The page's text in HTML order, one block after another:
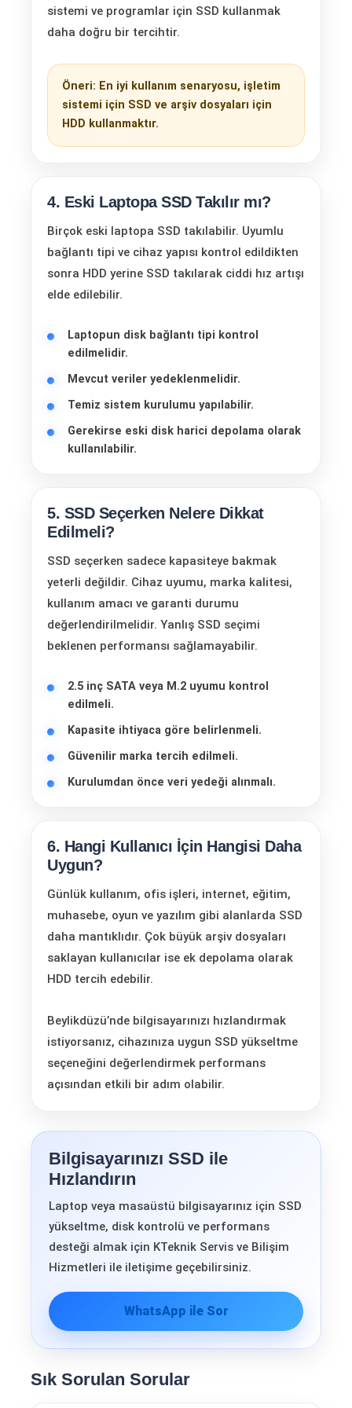
sistemi ve programlar için SSD kullanmak
daha doğru bir tercihtir.
Öneri: En iyi kullanım senaryosu, işletim
sistemi için SSD ve arşiv dosyaları için
HDD kullanmaktır.
4. Eski Laptopa SSD Takılır mı?
Birçok eski laptopa SSD takılabilir. Uyumlu
bağlantı tipi ve cihaz yapısı kontrol edildikten
sonra HDD yerine SSD takılarak ciddi hız artışı
elde edilebilir.
Laptopun disk bağlantı tipi kontrol
edilmelidir.
Mevcut veriler yedeklenmelidir.
Temiz sistem kurulumu yapılabilir.
Gerekirse eski disk harici depolama olarak
kullanılabilir.
5. SSD Seçerken Nelere Dikkat
Edilmeli?
SSD seçerken sadece kapasiteye bakmak
yeterli değildir. Cihaz uyumu, marka kalitesi,
kullanım amacı ve garanti durumu
değerlendirilmelidir. Yanlış SSD seçimi
beklenen performansı sağlamayabilir.
2.5 inç SATA veya M.2 uyumu kontrol
edilmeli.
Kapasite ihtiyaca göre belirlenmeli.
Güvenilir marka tercih edilmeli.
Kurulumdan önce veri yedeği alınmalı.
6. Hangi Kullanıcı İçin Hangisi Daha
Uygun?
Günlük kullanım, ofis işleri, internet, eğitim,
muhasebe, oyun ve yazılım gibi alanlarda SSD
daha mantıklıdır. Çok büyük arşiv dosyaları
saklayan kullanıcılar ise ek depolama olarak
HDD tercih edebilir.
Beylikdüzü’nde bilgisayarınızı hızlandırmak
istiyorsanız, cihazınıza uygun SSD yükseltme
seçeneğini değerlendirmek performans
açısından etkili bir adım olabilir.
Bilgisayarınızı SSD ile
Hızlandırın
Laptop veya masaüstü bilgisayarınız için SSD
yükseltme, disk kontrolü ve performans
desteği almak için KTeknik Servis ve Bilişim
Hizmetleri ile iletişime geçebilirsiniz.
WhatsApp ile Sor
Sık Sorulan Sorular